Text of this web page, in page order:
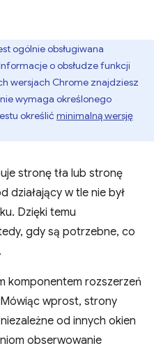
ogólnie obsługiwana
o obsłudze funkcji
wersjach Chrome znajdziesz
wymaga określonego
określić minimalną wersję
stronę tła lub stronę
działający w tle nie był
Dzięki temu
gdy są potrzebne, co
komponentem rozszerzeń
wprost, strony
od innych okien
obserwowanie